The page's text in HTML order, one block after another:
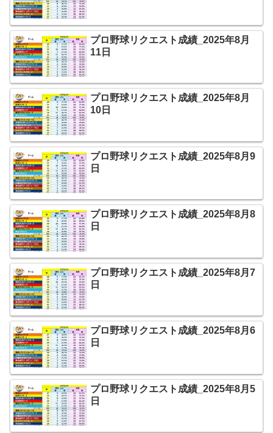
プロ野球リクエスト成績_2025年8月
11日
プロ野球リクエスト成績_2025年8月
10日
プロ野球リクエスト成績_2025年8月9
日
プロ野球リクエスト成績_2025年8月8
日
プロ野球リクエスト成績_2025年8月7
日
プロ野球リクエスト成績_2025年8月6
日
プロ野球リクエスト成績_2025年8月5
日